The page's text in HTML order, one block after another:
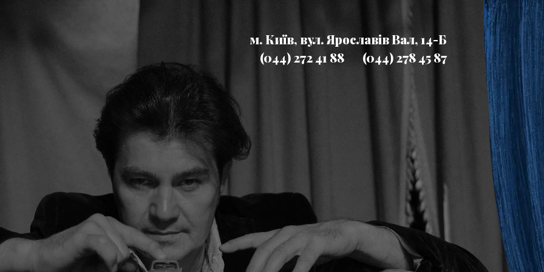
м. Київ, вул. Ярославів Вал, 14-Б
(044) 272 41 88
(044) 278 45 87